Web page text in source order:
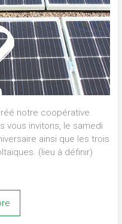
notre coopérative
vous invitons, le samedi
ainsi que les trois
(lieu à définir)